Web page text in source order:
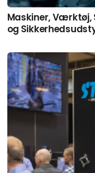
Maskiner, Værktøj,
og